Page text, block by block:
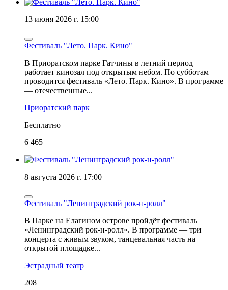
13 июня 2026 г. 15:00
Фестиваль "Лето. Парк. Кино"
В Приоратском парке Гатчины в летний период
работает кинозал под открытым небом. По субботам
проводится фестиваль «Лето. Парк. Кино». В программе
— отечественные...
Приоратский парк
Бесплатно
6 465
8 августа 2026 г. 17:00
Фестиваль "Ленинградский рок-н-ролл"
В Парке на Елагином острове пройдёт фестиваль
«Ленинградский рок-н-ролл». В программе — три
концерта с живым звуком, танцевальная часть на
открытой площадке...
Эстрадный театр
208